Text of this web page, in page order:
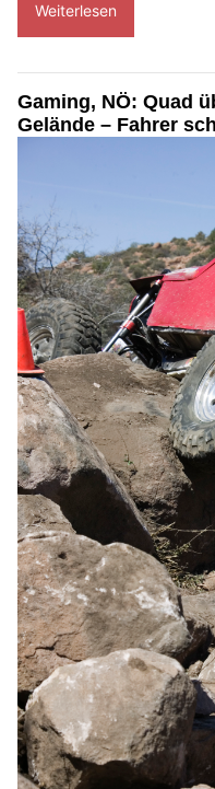
Weiterlesen
Gaming, NÖ: Quad
Gelände – Fahrer